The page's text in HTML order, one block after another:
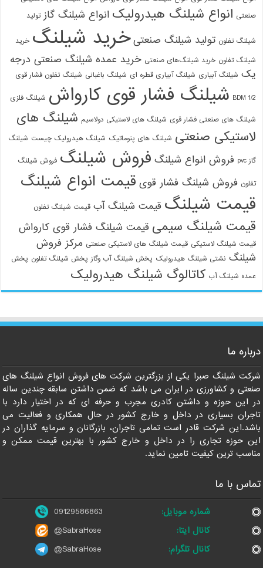
صنعتی انواع شیلنگ هیدرولیک انواع شیلنگ گاز تولید
شیلنگ تفلون تولید شیلنگ صنعتی خرید شیلنگ خرید
شیلنگ تفلون خرید شیلنگ‌های صنعتی خرید عمده شیلنگ صنعتی درجه
یک شیلنگ آبیاری شیلنگ آبیاری قطره ای شیلنگ باغبانی شیلنگ تفلون فشار قوی
1/2 BDM شیلنگ فشار قوی کارواش شیلنگ فلزی
شیلنگ های صنعتی فشار قوی شیلنگ های لاستیکی دولاسیم شیلنگ های
لاستیکی صنعتی شیلنگ های پنوماتیک شیلنگ هیدرولیک چیست شیلنگ
گاز pvc فروش انواع شیلنگ فروش شیلنگ فروش شیلنگ
تفلون فروش شیلنگ فشار قوی قیمت انواع شیلنگ
قیمت شیلنگ قیمت شیلنگ آب قیمت شیلنگ تفلون
قیمت شیلنگ سیمی قیمت شیلنگ فشار قوی کارواش
قیمت شیلنگ لاستیکی قیمت شیلنگ های لاستیکی صنعتی مرکز فروش
شیلنگ نشتی شیلنگ هیدرولیک پخش شیلنگ آب وگاز پخش شیلنگ تفلون پخش
عمده شیلنگ آب کاتالوگ شیلنگ هیدرولیک
درباره ما
شرکت شیلنگ صبرا یکی از بزرگترین شرکت های فروش انواع شیلنگ های
صنعتی و کشاورزی در ایران می باشد که ضمن داشتن سابقه چندین ساله
در این حوزه و داشتن کادری مجرب و حرفه ای که در اختیار دارد با
تاجران بسیاری در داخل و خارج کشور در حال همکاری و فعالیت می
باشد.این شرکت قادر است تمامی تاجران، بازرگانان و سرمایه گذاران در
این حوزه تجاری را در داخل و خارج کشور با بهترین قیمت ممکن و
مناسب ترین کیفیت تامین نماید.
تماس با ما
شماره موبایل:
09129586863
کانال ایتا:
@SabraHose
کانال تلگرام:
@SabraHose